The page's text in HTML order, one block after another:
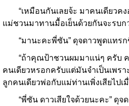
“เหมือนกันเลยจ้ะ มาคนเดียวคง
แม่ชวนมาทานมื้อเย็นด้วยกันจะรบก
“มานะคะพี่ซัน” ดุจดาวพูดแทรก
“ถ้าคุณป้าชวนผมมาแน่ๆ ครับ ค
คนเดียวหรอกครับแต่มันจำเป็นเพร
ลูกคนเดียวพ่อกับแม่ท่านเพิ่งเสียไปเ
“พี่ซัน ดาวเสียใจด้วยนะคะ” ดุจ